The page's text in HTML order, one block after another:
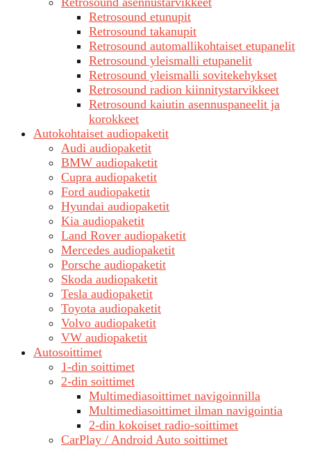
Retrosound etunupit
Retrosound takanupit
Retrosound automallikohtaiset etupanelit
Retrosound yleismalli etupanelit
Retrosound yleismalli sovitekehykset
Retrosound radion kiinnitystarvikkeet
Retrosound kaiutin asennuspaneelit ja
korokkeet
Autokohtaiset audiopaketit
Audi audiopaketit
BMW audiopaketit
Cupra audiopaketit
Ford audiopaketit
Hyundai audiopaketit
Kia audiopaketit
Land Rover audiopaketit
Mercedes audiopaketit
Porsche audiopaketit
Skoda audiopaketit
Tesla audiopaketit
Toyota audiopaketit
Volvo audiopaketit
VW audiopaketit
Autosoittimet
1-din soittimet
2-din soittimet
Multimediasoittimet navigoinnilla
Multimediasoittimet ilman navigointia
2-din kokoiset radio-soittimet
CarPlay / Android Auto soittimet